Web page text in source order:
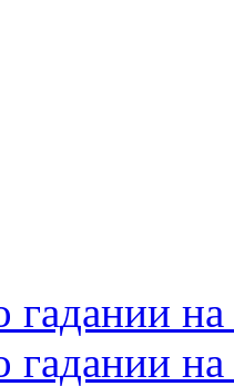
на
на